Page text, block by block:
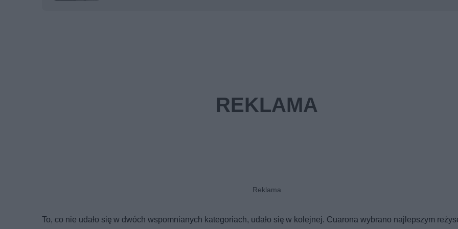
To, co nie udało się w dwóch wspomnianych kategoriach, udało się w kolejnej. Cuarona wybrano najlepszym